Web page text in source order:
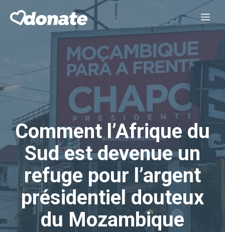
Comment l’Afrique du
Sud est devenue un
refuge pour l’argent
présidentiel douteux
du Mozambique